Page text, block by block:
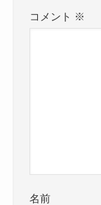
コメント ※
名前